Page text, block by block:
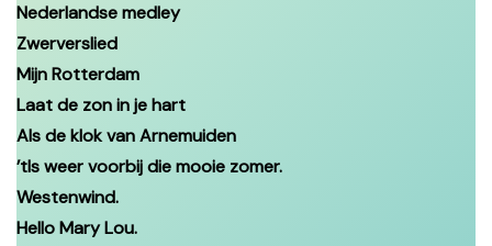
Nederlandse medley
Zwerverslied
Mijn Rotterdam
Laat de zon in je hart
Als de klok van Arnemuiden
’tIs weer voorbij die mooie zomer.
Westenwind.
Hello Mary Lou.